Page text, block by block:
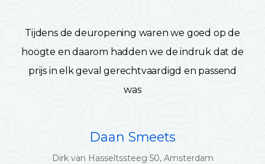
Tijdens de deuropening waren we goed op de
hoogte en daarom hadden we de indruk dat de
prijs in elk geval gerechtvaardigd en passend
was
Daan Smeets
Dirk van Hasseltssteeg 50, Amsterdam